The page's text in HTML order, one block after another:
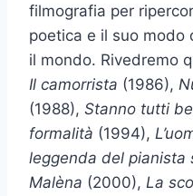
filmografia per
poetica e il suo modo
il mondo. Rivedremo
Il camorrista (1986),
(1988), Stanno tutti
formalità (1994),
leggenda del pianista
Malèna (2000), La